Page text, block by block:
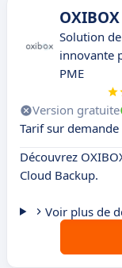
OXIBOX
Solution
innovante
PME
Version gratuite
Tarif sur demande
Découvrez
Cloud Backup.
Voir plus de